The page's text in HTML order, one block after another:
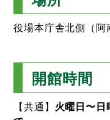
役場本庁舎北側（阿
開館時間
【共通】 火曜日〜